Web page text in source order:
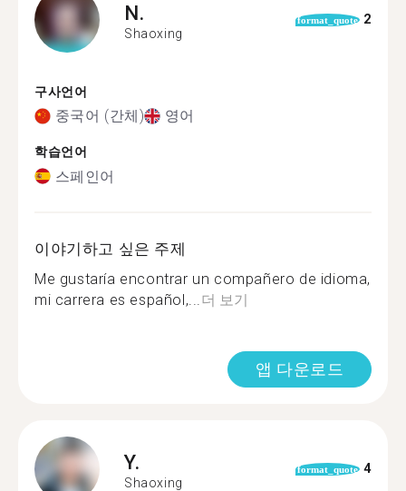
N.
Shaoxing
format_quote 2
구사언어
중국어 (간체) 영어
학습언어
스페인어
이야기하고 싶은 주제
Me gustaría encontrar un compañero de idioma,
mi carrera es español,... 더 보기
앱 다운로드
Y.
Shaoxing
format_quote 4